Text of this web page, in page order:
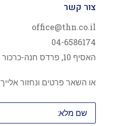
צור קשר
office@thn.co.il
04-6586174
האסיף 10, פרדס חנה-כרכור 3716110
או השאר פרטים ונחזור אלייך
שם
מלא: